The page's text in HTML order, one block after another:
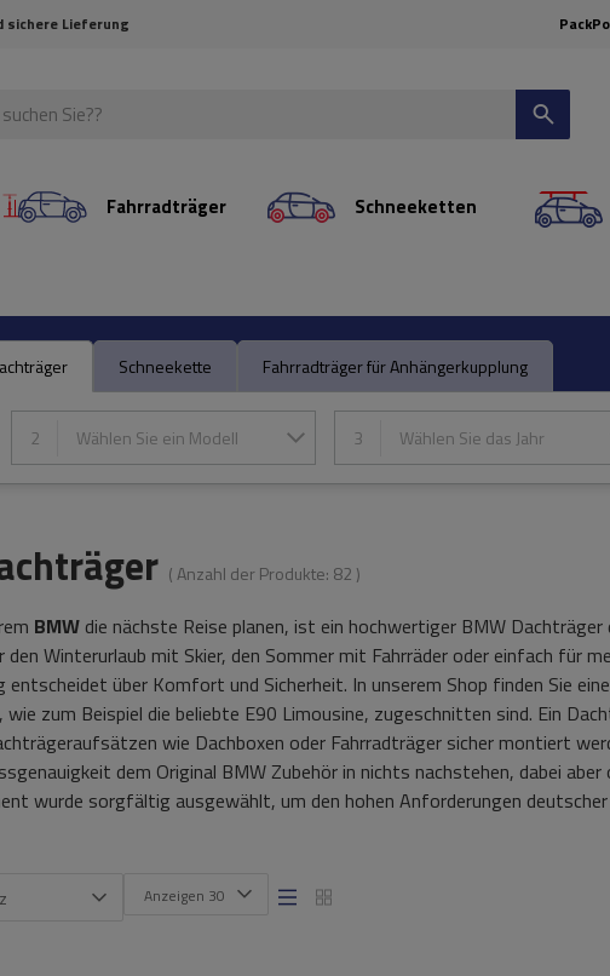
sichere Lieferung
Fahrradträger Schneeketten
Schneekette Fahrradträger für Anhängerkupplung
2 Wählen Sie ein Modell 3 Wählen Sie das Jahr
( Anzahl der Produkte: 82 )
BMW die nächste Reise planen, ist ein hochwertiger BMW
Winterurlaub mit Skier, den Sommer mit Fahrräder oder einfach für
entscheidet über Komfort und Sicherheit. In unserem Shop finden Sie
wie zum Beispiel die beliebte E90 Limousine, zugeschnitten sind. Ein
wie Dachboxen oder Fahrradträger sicher montiert
dem Original BMW Zubehör in nichts nachstehen, dabei
wurde sorgfältig ausgewählt, um den hohen Anforderungen
Anzeigen 30